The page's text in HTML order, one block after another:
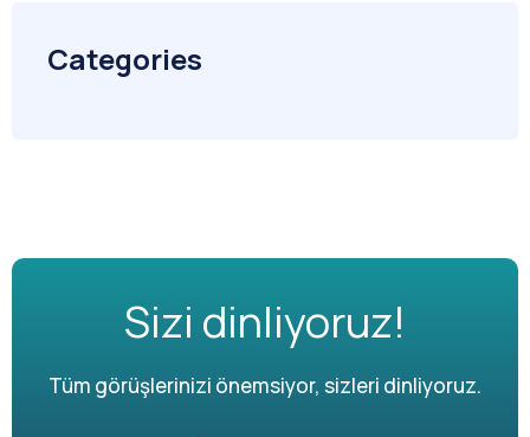
Categories
Sizi dinliyoruz!
Tüm görüşlerinizi önemsiyor, sizleri dinliyoruz.